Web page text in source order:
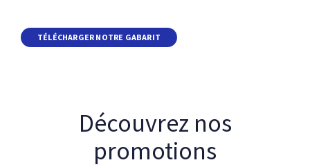
TÉLÉCHARGER NOTRE GABARIT
Découvrez nos
promotions